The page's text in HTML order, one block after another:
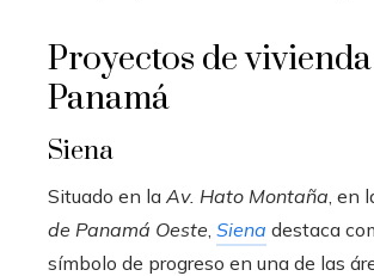
Proyectos de
Panamá
Siena
Situado en la Av. Hato Montaña , en
de Panamá Oeste Siena destaca
símbolo de progreso en una de las